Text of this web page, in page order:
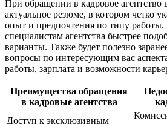
При обращении в кадровое агентство
актуальное резюме, в котором четко
опыт и предпочтения по типу
специалистам агентства быстрее
варианты. Также будет полезно
вопросы по интересующим вас
работы, зарплата и возможности
Преимущества обращения
в кадровые агентства
Доступ к эксклюзивным